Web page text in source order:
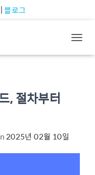
블로그
, 절차부터
2025년 02월 10일